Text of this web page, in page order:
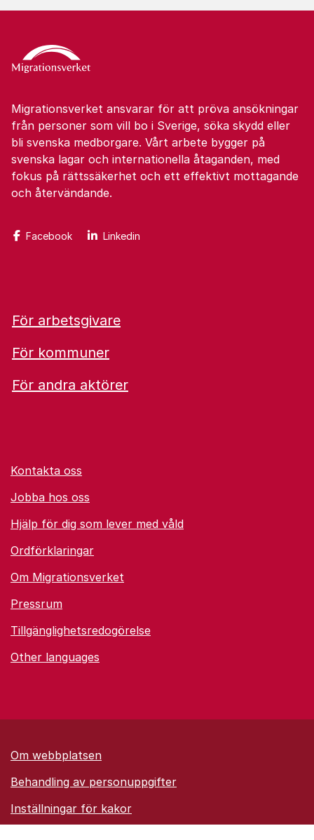
Migrationsverket ansvarar för att pröva ansökningar
från personer som vill bo i Sverige, söka skydd eller
bli svenska medborgare. Vårt arbete bygger på
svenska lagar och internationella åtaganden, med
fokus på rättssäkerhet och ett effektivt mottagande
och återvändande.
Facebook Linkedin
För arbetsgivare
För kommuner
För andra aktörer
Kontakta oss
Jobba hos oss
Hjälp för dig som lever med våld
Ordförklaringar
Om Migrationsverket
Pressrum
Tillgänglighetsredogörelse
Other languages
Om webbplatsen
Behandling av personuppgifter
Inställningar för kakor